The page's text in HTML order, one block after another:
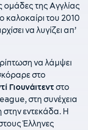
ομάδες της Αγγλίας
του 2010
να λυγίζει απ’
να λάμψει
στο
Γιουνάιτεντ στο
στη συνέχεια
στην εντεκάδα. Η
Έλληνες